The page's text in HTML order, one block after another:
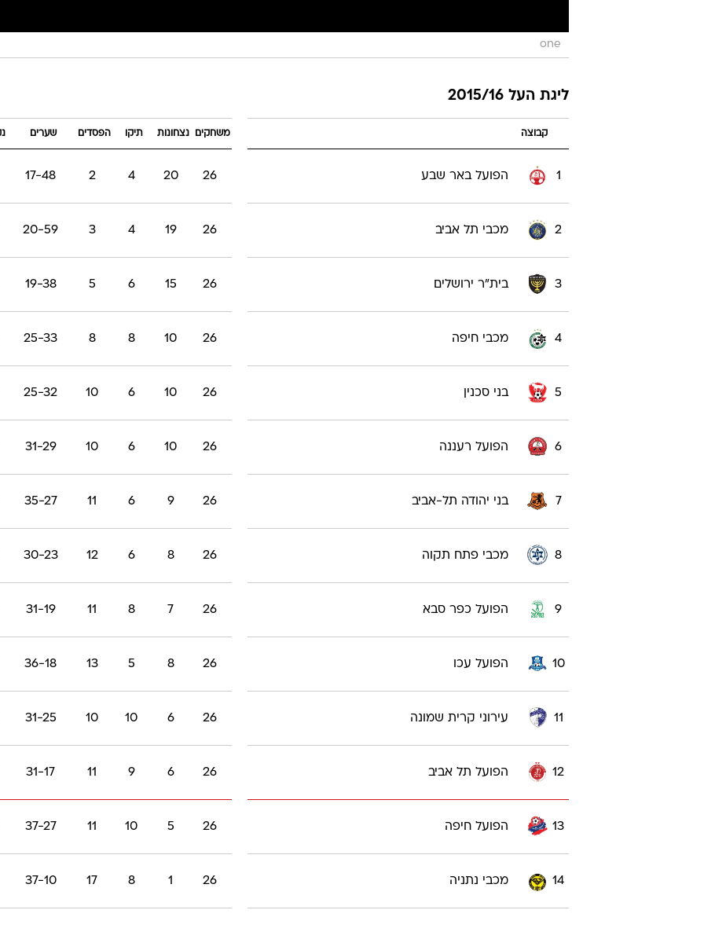
one
ליגת העל 2015/16
קבוצה משחקים נצחונות תיקו הפסדים שערים
1 הפועל באר שבע 26
20
4
2
17-48
2 מכבי תל אביב 26
19
4
3
20-59
3 בית"ר ירושלים 26
15
6
5
19-38
4 מכבי חיפה 26
10
8
8
25-33
5 בני סכנין 26
10
6
10
25-32
6 הפועל רעננה 26
10
6
10
31-29
7 בני יהודה תל-אביב 26
9
6
11
35-27
8 מכבי פתח תקוה 26
8
6
12
30-23
9 הפועל כפר סבא 26
7
8
11
31-19
10 הפועל עכו 26
8
5
13
36-18
11 עירוני קרית שמונה 26
6
10
10
31-25
12 הפועל תל אביב 26
6
9
11
31-17
13 הפועל חיפה 26
5
10
11
37-27
14 מכבי נתניה 26
1
8
17
37-10